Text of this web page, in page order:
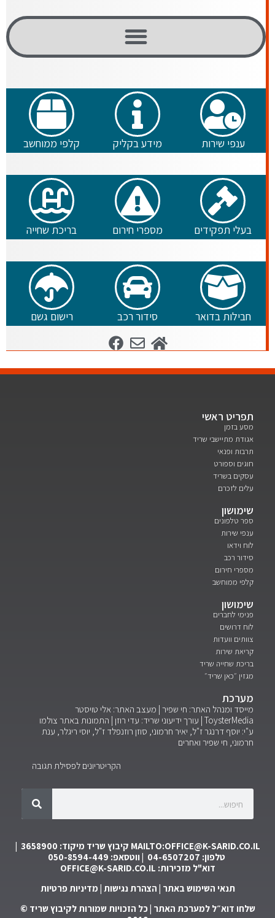
ענפי שירות מידע בקליק קלפי ממוחשב
בעלי תפקידים מספרי חירום בריכת שחייה
חבילות בדואר סידור רכב רישום גשם
תפריט ראשי
מסע בזמן
אגודת מתיישבי שריד
תרבות ופנאי
חוגים וספורט
עסקים בשריד
עלים לזכרם
שימושון
ספר טלפונים
ענפי שירות
לוח וידאו
סידור רכב
מספרי חירום
קלפי ממוחשב
שימושון
פנימי לחברים
לוח דרושים
צוותים וועדות
קריאת שירות
בריכת שחייה שריד
מגזין ״כאן שריד״
מערכת
מייסד ומנהל האתר: חי שפיר | מעצב האתר: אלי טויסטר
ToysterMedia | עורך ידיעוני שריד: עדי רוזן | התמונות באתר צולמו
ע"י: יוסף דרנגר ז"ל, יאיר חרמוני, סוזן רוזנפלד ז"ל, יוסי ריגלר, ענת
חרמוני, חי שפיר ואחרים
הקריטריונים לפסילת תגובה
MAILTO:OFFICE@K-SARID.CO.IL
טלפון: 04-6507207 | ווטסאפ: 050-8594-449
דוא"ל מזכירות: OFFICE@K-SARID.CO.IL
תנאי השימוש באתר הצהרת נגישות מדיניות פרטיות
שלחו דוא״ל למערכת האתר | כל הזכויות שמורות לקיבוץ שריד ©